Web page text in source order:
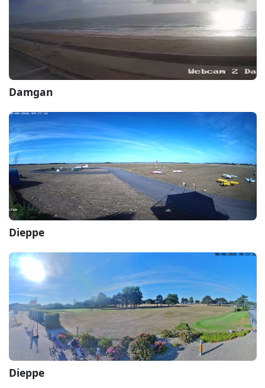
Damgan
Dieppe
Dieppe